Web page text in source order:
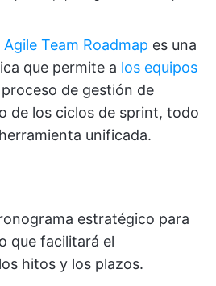
Team Roadmap es una
que permite a los equipos
de gestión de
de los ciclos de sprint, todo
unificada.
estratégico para
que facilitará el
hitos y los plazos.